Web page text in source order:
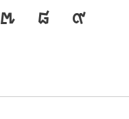
๗ ๘ ๙